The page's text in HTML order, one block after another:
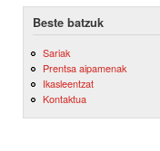
Beste batzuk
Sariak
Prentsa aipamenak
Ikasleentzat
Kontaktua